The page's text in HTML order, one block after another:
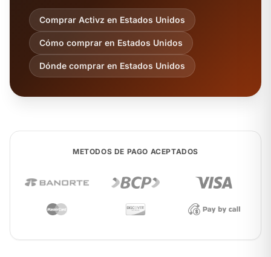
Comprar Activz en Estados Unidos
Cómo comprar en Estados Unidos
Dónde comprar en Estados Unidos
METODOS DE PAGO ACEPTADOS